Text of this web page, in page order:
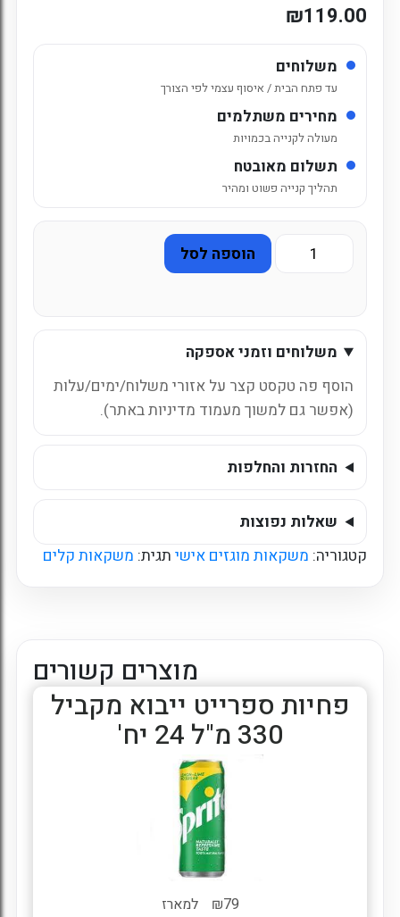
₪119.00
משלוחים
עד פתח הבית / איסוף עצמי לפי הצורך
מחירים משתלמים
מעולה לקנייה בכמויות
תשלום מאובטח
תהליך קנייה פשוט ומהיר
ענבים
הוספה לסל
משלוחים וזמני אספקה
הוסף פה טקסט קצר על אזורי משלוח/ימים/עלות
(אפשר גם למשוך מעמוד מדיניות באתר).
החזרות והחלפות
שאלות נפוצות
קטגוריה: משקאות מוגזים אישי תגית: משקאות קלים
מוצרים קשורים
פחיות ספרייט ייבוא מקביל
330 מ"ל 24 יח'
79
₪ למארז